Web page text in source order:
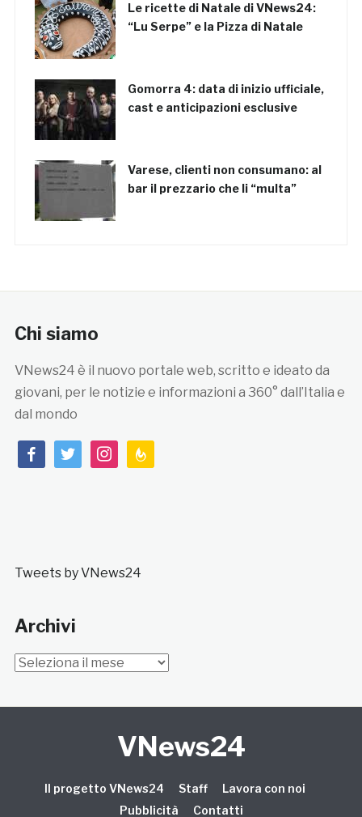
Le ricette di Natale di VNews24:
“Lu Serpe” e la Pizza di Natale
Gomorra 4: data di inizio ufficiale,
cast e anticipazioni esclusive
Varese, clienti non consumano: al
bar il prezzario che li “multa”
Chi siamo
VNews24 è il nuovo portale web, scritto e ideato da
giovani, per le notizie e informazioni a 360° dall’Italia e
dal mondo
facebooktwitterinstagramfeedburner
Tweets by VNews24
Archivi
Archivi
VNews24
Il progetto VNews24 Staff
Lavora con noi
Pubblicità
Contatti